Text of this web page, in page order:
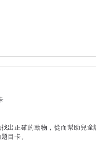
出正確的動物，從而幫助兒童
目卡。